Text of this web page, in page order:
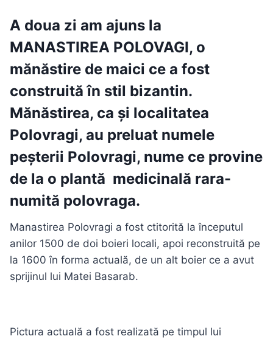
A doua zi am ajuns la
MANASTIREA POLOVAGI, o
mănăstire de maici ce a fost
construită în stil bizantin.
Mănăstirea, ca și localitatea
Polovragi, au preluat numele
peșterii Polovragi, nume ce provine
de la o plantă medicinală rara-
numită polovraga.
Manastirea Polovragi a fost ctitorită la începutul
anilor 1500 de doi boieri locali, apoi reconstruită pe
la 1600 în forma actuală, de un alt boier ce a avut
sprijinul lui Matei Basarab.
Pictura actuală a fost realizată pe timpul lui